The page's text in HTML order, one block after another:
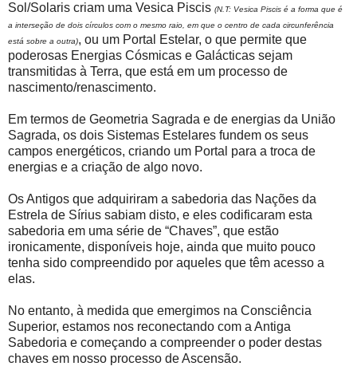
Sol/Solaris criam uma Vesica Piscis (N.T: Vesica Piscis é a forma que é
a interseção de dois círculos com o mesmo raio, em que o centro de cada circunferência
está sobre a outra), ou um Portal Estelar, o que permite que
poderosas Energias Cósmicas e Galácticas sejam
transmitidas à Terra, que está em um processo de
nascimento/renascimento.
Em termos de Geometria Sagrada e de energias da União
Sagrada, os dois Sistemas Estelares fundem os seus
campos energéticos, criando um Portal para a troca de
energias e a criação de algo novo.
Os Antigos que adquiriram a sabedoria das Nações da
Estrela de Sírius sabiam disto, e eles codificaram esta
sabedoria em uma série de “Chaves”, que estão
ironicamente, disponíveis hoje, ainda que muito pouco
tenha sido compreendido por aqueles que têm acesso a
elas.
No entanto, à medida que emergimos na Consciência
Superior, estamos nos reconectando com a Antiga
Sabedoria e começando a compreender o poder destas
chaves em nosso processo de Ascensão.